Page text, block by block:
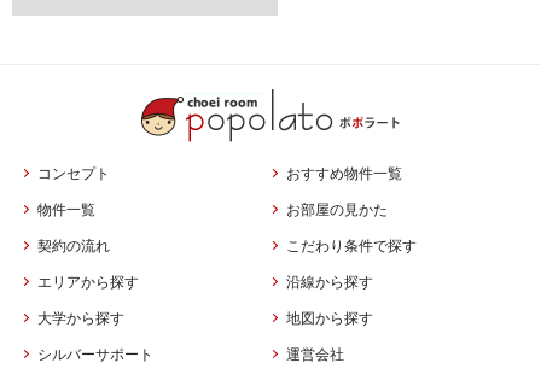
コンセプト おすすめ物件一覧
物件一覧 お部屋の見かた
契約の流れ こだわり条件で探す
エリアから探す 沿線から探す
大学から探す 地図から探す
シルバーサポート 運営会社